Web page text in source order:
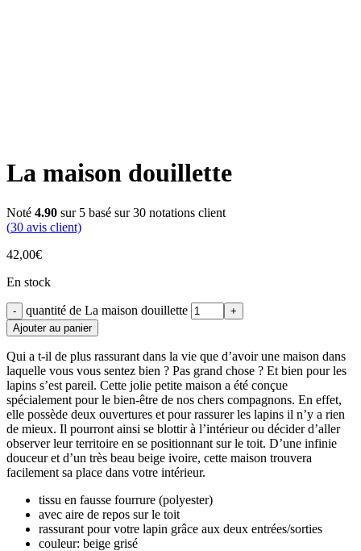
La maison douillette
Noté 4.90 sur 5 basé sur30 notations client
(30 avis client)
42,00€
En stock
quantité de La maison douillette
Ajouter au panier
Qui a t-il de plus rassurant dans la vie que d’avoir une maison dans
laquelle vous vous sentez bien ? Pas grand chose ? Et bien pour les
lapins s’est pareil. Cette jolie petite maison a été conçue
spécialement pour le bien-être de nos chers compagnons. En effet,
elle possède deux ouvertures et pour rassurer les lapins il n’y a rien
de mieux. Il pourront ainsi se blottir à l’intérieur ou décider d’aller
observer leur territoire en se positionnant sur le toit. D’une infinie
douceur et d’un très beau beige ivoire, cette maison trouvera
facilement sa place dans votre intérieur.
tissu en fausse fourrure (polyester)
avec aire de repos sur le toit
rassurant pour votre lapin grâce aux deux entrées/sorties
couleur: beige grisé